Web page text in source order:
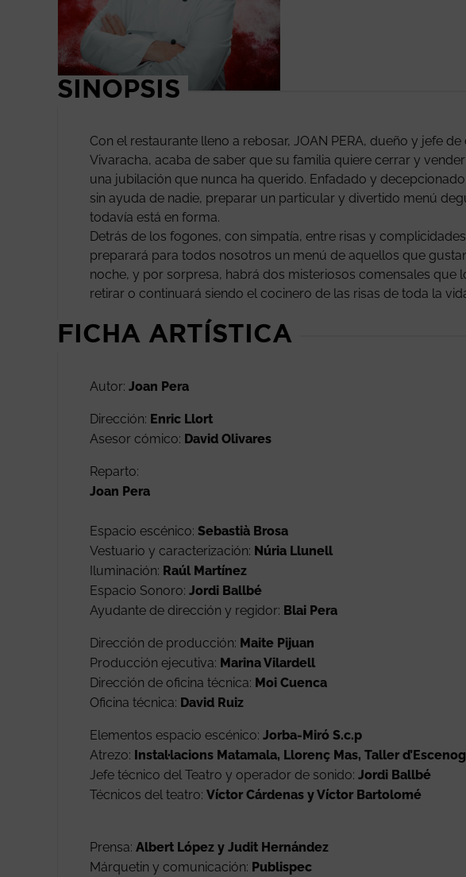
SINOPSIS
Con el restaurante lleno a rebosar, JOAN PERA, dueño y jefe
Vivaracha, acaba de saber que su familia quiere cerrar y
una jubilación que nunca ha querido. Enfadado y
sin ayuda de nadie, preparar un particular y divertido menú
todavía está en forma.
Detrás de los fogones, con simpatía, entre risas y
preparará para todos nosotros un menú de aquellos que
noche, y por sorpresa, habrá dos misteriosos comensales que
retirar o continuará siendo el cocinero de las risas de toda la
FICHA ARTÍSTICA
Autor: Joan Pera
Dirección: Enric Llort
Asesor cómico: David Olivares
Reparto:
Joan Pera
Espacio escénico: Sebastià Brosa
Vestuario y caracterización: Núria Llunell
Iluminación: Raúl Martínez
Espacio Sonoro: Jordi Ballbé
Ayudante de dirección y regidor: Blai Pera
Dirección de producción: Maite Pijuan
Producción ejecutiva: Marina Vilardell
Dirección de oficina técnica: Moi Cuenca
Oficina técnica: David Ruiz
Elementos espacio escénico: Jorba-Miró S.c.p
Atrezo: Instal·lacions Matamala, Llorenç Mas, Taller
Jefe técnico del Teatro y operador de sonido: Jordi Ballbé
Técnicos del teatro: Víctor Cárdenas y Víctor Bartolomé
Prensa: Albert López y Judit Hernández
Márquetin y comunicación: Publispec